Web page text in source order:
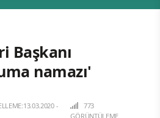
Başkanı
namazı'
-
773
GÖRÜNTÜLEME